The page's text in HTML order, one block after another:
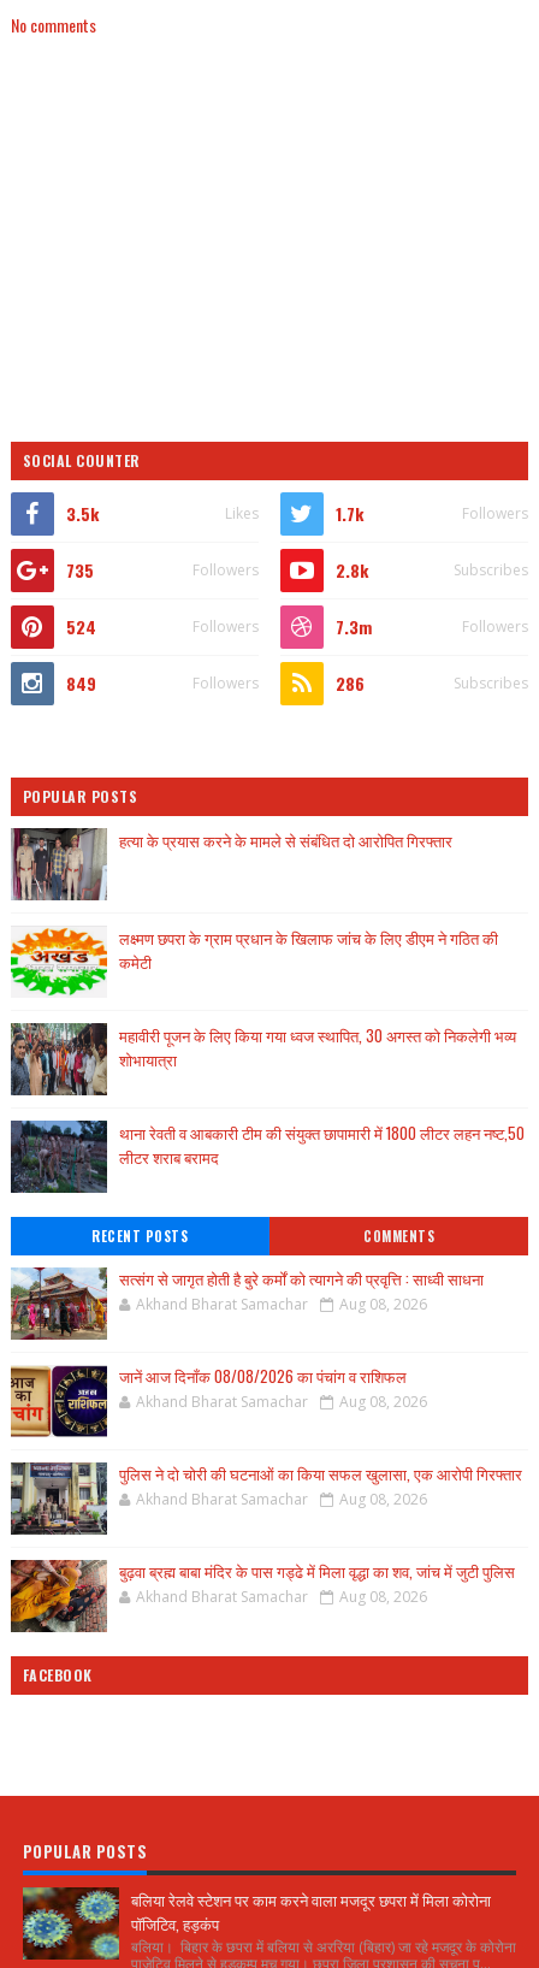
No comments
SOCIAL COUNTER
3.5k Likes 1.7k Followers
735 Followers 2.8k Subscribes
524 Followers 7.3m Followers
849 Followers 286 Subscribes
POPULAR POSTS
हत्या के प्रयास करने के मामले से संबंधित दो आरोपित गिरफ्तार
लक्ष्मण छपरा के ग्राम प्रधान के खिलाफ जांच के लिए डीएम ने गठित की
कमेटी
महावीरी पूजन के लिए किया गया ध्वज स्थापित, 30 अगस्त को निकलेगी भव्य
शोभायात्रा
थाना रेवती व आबकारी टीम की संयुक्त छापामारी में 1800 लीटर लहन नष्ट,50
लीटर शराब बरामद
RECENT POSTS COMMENTS
सत्संग से जागृत होती है बुरे कर्मों को त्यागने की प्रवृत्ति : साध्वी साधना
Akhand Bharat Samachar Aug 08, 2026
जानें आज दिनाँक 08/08/2026 का पंचांग व राशिफल
Akhand Bharat Samachar Aug 08, 2026
पुलिस ने दो चोरी की घटनाओं का किया सफल खुलासा, एक आरोपी गिरफ्तार
Akhand Bharat Samachar Aug 08, 2026
बुढ़वा ब्रह्म बाबा मंदिर के पास गड्ढे में मिला वृद्धा का शव, जांच में जुटी पुलिस
Akhand Bharat Samachar Aug 08, 2026
FACEBOOK
POPULAR POSTS
बलिया रेलवे स्टेशन पर काम करने वाला मजदूर छपरा में मिला कोरोना
पॉजिटिव, हड़कंप
बलिया। बिहार के छपरा में बलिया से अररिया (बिहार) जा रहे मजदूर के कोरोना
पाजेटिव मिलने से हड़कम्प मच गया। छपरा जिला प्रशासन की सूचना प...